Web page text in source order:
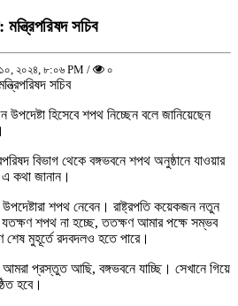
সচিব
১০, ২০২৪, ৮:০৬ PM / ০
হিসেবে শপথ নিচ্ছেন বলে জানিয়েছেন
বিভাগ থেকে বঙ্গভবনে শপথ অনুষ্ঠানে যাওয়ার
এ কথা জানান।
শপথ নেবেন। রাষ্ট্রপতি কয়েকজন নতুন
শপথ না হচ্ছে, ততক্ষণ আমার পক্ষে সম্ভব
শেষ মুহূর্তে রদবদলও হতে পারে।
প্রস্তুত আছি, বঙ্গভবনে যাচ্ছি। সেখানে গিয়ে
হবে।